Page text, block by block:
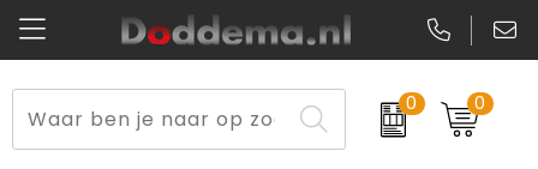
0 0
Paraplu's
Veiligheidsvesten en Veiligheidshesjes
Sweaters
Lunchtassen